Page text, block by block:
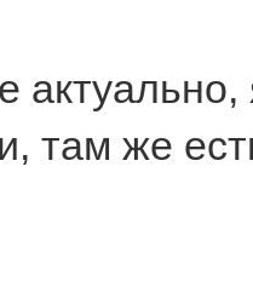
там же